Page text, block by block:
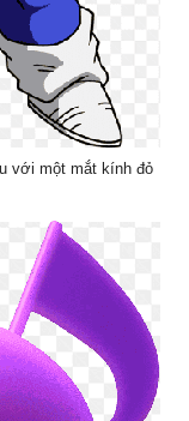
với một mắt kính đỏ